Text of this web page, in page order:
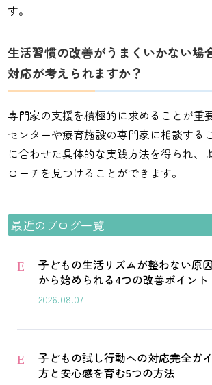
す。
生活習慣の改善がうまくいかない場
対応が考えられますか？
専門家の支援を積極的に求めることが重
センターや療育施設の専門家に相談する
に合わせた具体的な実践方法を得られ、
ローチを見つけることができます。
最近のブログ一覧
E
子どもの生活リズムが整わない原
から始められる4つの改善ポイント
2026.08.07
E
子どもの試し行動への対応完全ガ
方と安心感を育む5つの方法